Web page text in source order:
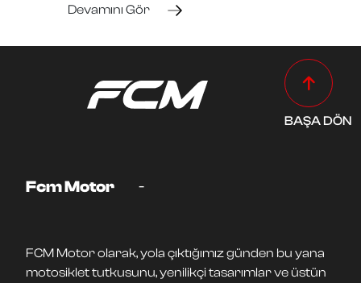
Devamını Gör
BAŞA DÖN
Fcm Motor -
FCM Motor olarak, yola çıktığımız günden bu yana
motosiklet tutkusunu, yenilikçi tasarımlar ve üstün